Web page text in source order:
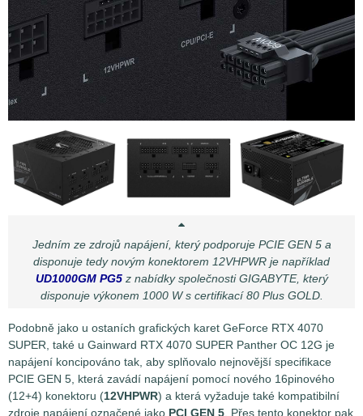
záležitostí, jak by se na první pohled mohlo zdát. Problém
spočívá v tom, že grafické karty nejsou napájeny jen z
jednoho jediného místa, ale hnedle z několika najednou.
Zatímco ty nejméně výkonné grafické karty si vystačí se
základním napájením přes sběrnici PCI Express (PEG - PCI
Express Graphics), která přes dvě nezávislé větve 3.3V a
12V může dodat grafické kartě maximálně 75W (respektive
66 W na větvi PEG 12V), výkonnější grafické karty potřebují
energie mnohem více. Ty pak krom napájení přes PEG
musejí využívat ještě další pomocné zdroje napájení, a to
pomocí 1-3 napájecích konektorů PCIe 12V (6-pin / 8-pin /
12-pin), přes které by nemělo být dodáváno více jak 150 W
pak mohou přenášet až 600 W při 55 A. Znamená to tedy, že
spotřebu grafické karty musíme měřit minimálně na dvou a
maximálně pak na pěti odběrných místech najednou podle
toho, kolika pomocnými napájecími konektory daná grafická
označení PEG 3.3V, PEG 12V, PCIe 12V (konektor 1-3).
Měření špičkových odběrů (Peak)
Jedním ze zdrojů napájení, který podporuje PCIE GEN 5 a
disponuje tedy novým konektorem 12VHPWR je například
UD1000GM PG5z nabídky společnosti GIGABYTE, který
disponuje výkonem 1000 W s certifikací 80 Plus GOLD.
Podobně jako u ostaních grafických karet GeForce RTX 4070
SUPER, také u Gainward RTX 4070 SUPER Panther OC 12G je
napájení koncipováno tak, aby splňovalo nejnovější specifikace
PCIE GEN 5, která zavádí napájení pomocí nového 16pinového
(12+4) konektoru (12VHPWR) a která vyžaduje také kompatibilní
zdroje napájení označené jako PCI GEN 5. Přes tento konektor pak